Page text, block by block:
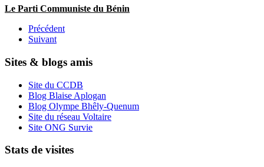
Le Parti Communiste du Bénin
Précédent
Suivant
Sites & blogs amis
Site du CCDB
Blog Blaise Aplogan
Blog Olympe Bhêly-Quenum
Site du réseau Voltaire
Site ONG Survie
Stats de visites